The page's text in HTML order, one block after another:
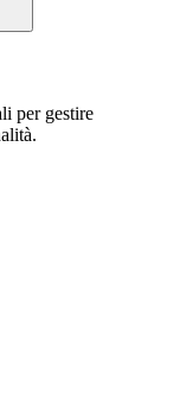
per gestire